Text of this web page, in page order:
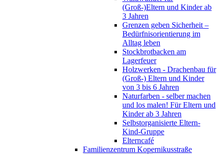
(Groß-)Eltern und Kinder ab
3 Jahren
Grenzen geben Sicherheit –
Bedürfnisorientierung im
Alltag leben
Stockbrotbacken am
Lagerfeuer
Holzwerken - Drachenbau für
(Groß-) Eltern und Kinder
von 3 bis 6 Jahren
Naturfarben - selber machen
und los malen! Für Eltern und
Kinder ab 3 Jahren
Selbstorganisierte Eltern-
Kind-Gruppe
Elterncafé
Familienzentrum Kopernikusstraße